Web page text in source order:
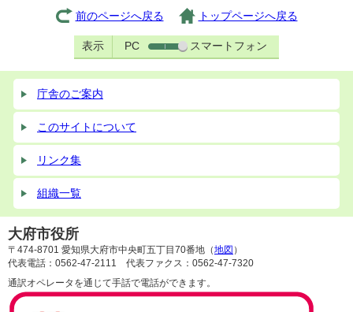
前のページへ戻る トップページへ戻る
表示 PC スマートフォン
庁舎のご案内
このサイトについて
リンク集
組織一覧
大府市役所
〒474-8701 愛知県大府市中央町五丁目70番地（地図 ）
代表電話：0562-47-2111 代表ファクス：0562-47-7320
通訳オペレータを通じて手話で電話ができます。